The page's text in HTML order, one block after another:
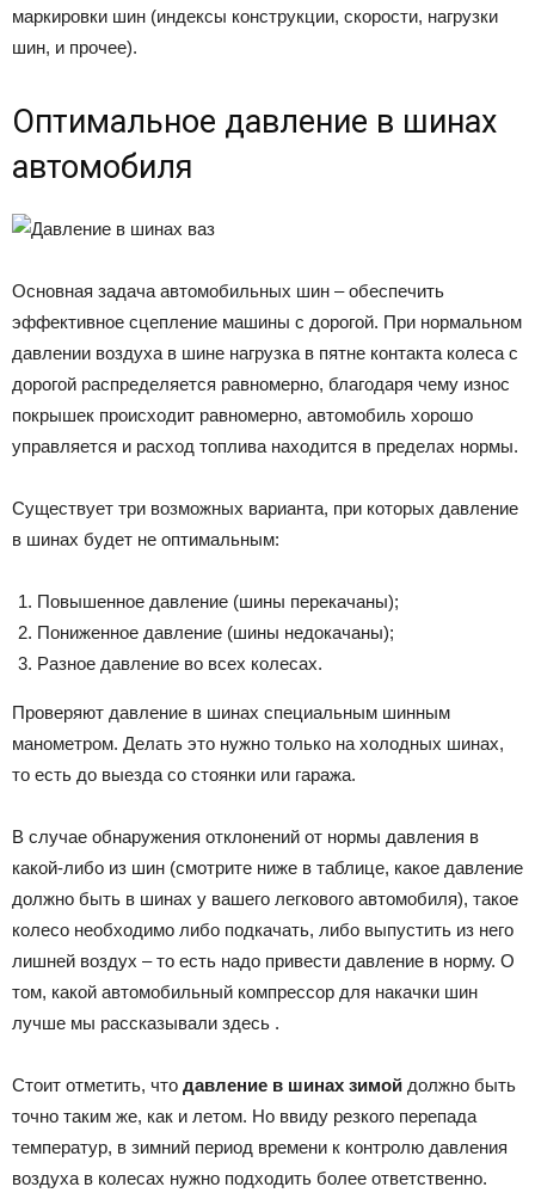
маркировки шин (индексы конструкции, скорости, нагрузки
шин, и прочее).
Оптимальное давление в шинах
автомобиля
Основная задача автомобильных шин – обеспечить
эффективное сцепление машины с дорогой. При нормальном
давлении воздуха в шине нагрузка в пятне контакта колеса с
дорогой распределяется равномерно, благодаря чему износ
покрышек происходит равномерно, автомобиль хорошо
управляется и расход топлива находится в пределах нормы.
Существует три возможных варианта, при которых давление
в шинах будет не оптимальным:
Повышенное давление (шины перекачаны);
Пониженное давление (шины недокачаны);
Разное давление во всех колесах.
Проверяют давление в шинах специальным шинным
манометром. Делать это нужно только на холодных шинах,
то есть до выезда со стоянки или гаража.
В случае обнаружения отклонений от нормы давления в
какой-либо из шин (смотрите ниже в таблице, какое давление
должно быть в шинах у вашего легкового автомобиля), такое
колесо необходимо либо подкачать, либо выпустить из него
лишней воздух – то есть надо привести давление в норму. О
том, какой автомобильный компрессор для накачки шин
лучше мы рассказывали здесь .
Стоит отметить, что давление в шинах зимой должно быть
точно таким же, как и летом. Но ввиду резкого перепада
температур, в зимний период времени к контролю давления
воздуха в колесах нужно подходить более ответственно.